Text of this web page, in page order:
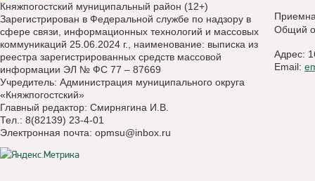
Княжпогостский муниципальный район (12+)
Зарегистрирован в Федеральной службе по надзору в
сфере связи, информационных технологий и массовых
коммуникаций 25.06.2024 г., наименование: выписка из
реестра зарегистрированных средств массовой
информации ЭЛ № ФС 77 – 87669
Учредитель: Администрация муниципального округа
«Княжпогостский»
Главный редактор: Смирнягина И.В.
Тел.: 8(82139) 23-4-01
Электронная почта: opmsu@inbox.ru
Общий
Адрес:
Email: